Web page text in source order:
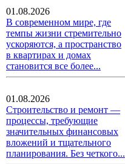
01.08.2026
В современном мире, где
темпы жизни стремительно
ускоряются, а пространство
в квартирах и домах
становится все более...
01.08.2026
Строительство и ремонт —
процессы, требующие
значительных финансовых
вложений и тщательного
планирования. Без четкого...